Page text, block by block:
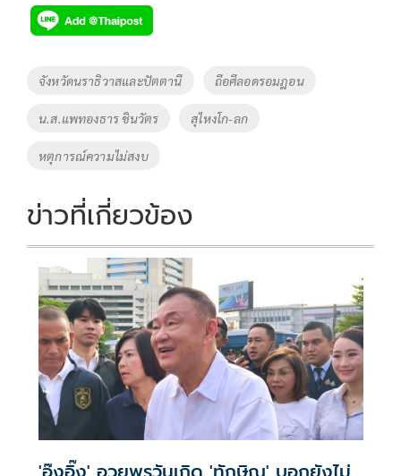
e
b
o
k
tt
er
p
y
Li
n
k
Tags
จังหวัดนราธิวาสและปัตตานี ถือศีลอดรอมฎอน
น.ส.แพทองธาร ชินวัตร สุไหงโก-ลก
หตุการณ์ความไม่สงบ
ข่าวที่เกี่ยวข้อง